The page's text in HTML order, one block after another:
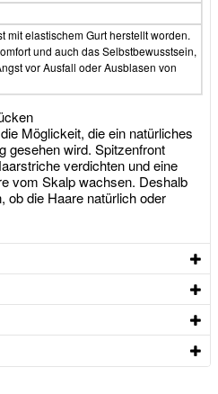
mit elastischem Gurt herstellt worden.
und auch das Selbstbewusstsein,
vor Ausfall oder Ausblasen von
Möglickeit, die ein natürliches
gesehen wird. Spitzenfront
verdichten und eine
vom Skalp wachsen. Deshalb
die Haare natürlich oder